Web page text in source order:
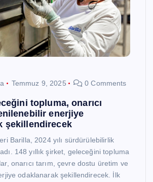
Temmuz 9, 2025 0 Comments
topluma, onarıcı
enerjiye
şekillendirecek
Barilla, 2024 yılı sürdürülebilirlik
148 yıllık şirket, geleceğini topluma
onarıcı tarım, çevre dostu üretim ve
odaklanarak şekillendirecek. İlk